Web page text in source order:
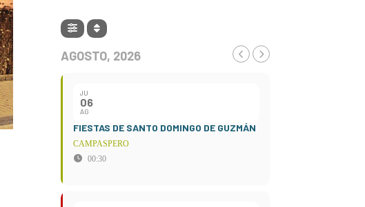
AGOSTO, 2026
JU
06
AG
FIESTAS DE SANTO DOMINGO DE GUZMÁN
CAMPASPERO
00:30